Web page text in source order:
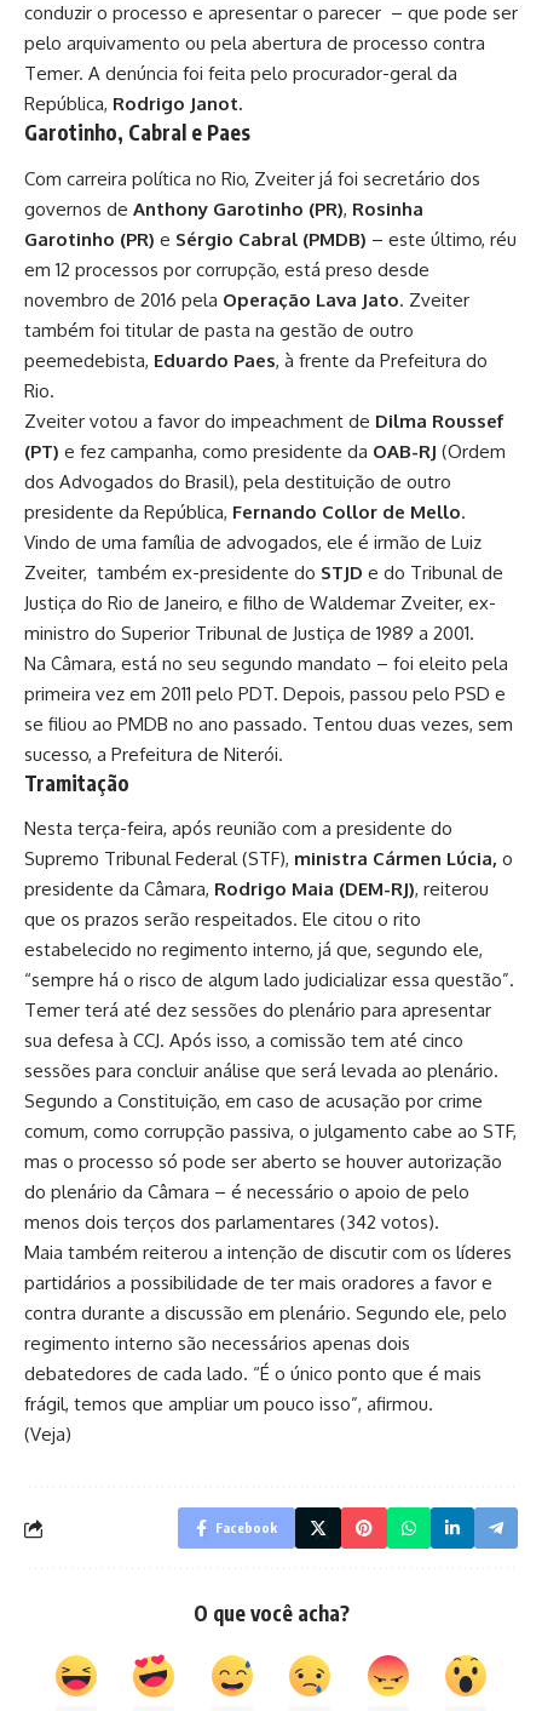
conduzir o processo e apresentar o parecer – que pode ser
pelo arquivamento ou pela abertura de processo contra
Temer. A denúncia foi feita pelo procurador-geral da
República, Rodrigo Janot.
Garotinho, Cabral e Paes
Com carreira política no Rio, Zveiter já foi secretário dos
governos de Anthony Garotinho (PR), Rosinha
Garotinho (PR) e Sérgio Cabral (PMDB) – este último, réu
em 12 processos por corrupção, está preso desde
novembro de 2016 pela Operação Lava Jato. Zveiter
também foi titular de pasta na gestão de outro
peemedebista, Eduardo Paes, à frente da Prefeitura do
Rio.
Zveiter votou a favor do impeachment de Dilma Roussef
(PT) e fez campanha, como presidente da OAB-RJ (Ordem
dos Advogados do Brasil), pela destituição de outro
presidente da República, Fernando Collor de Mello.
Vindo de uma família de advogados, ele é irmão de Luiz
Zveiter, também ex-presidente do STJD e do Tribunal de
Justiça do Rio de Janeiro, e filho de Waldemar Zveiter, ex-
ministro do Superior Tribunal de Justiça de 1989 a 2001.
Na Câmara, está no seu segundo mandato – foi eleito pela
primeira vez em 2011 pelo PDT. Depois, passou pelo PSD e
se filiou ao PMDB no ano passado. Tentou duas vezes, sem
sucesso, a Prefeitura de Niterói.
Tramitação
Nesta terça-feira, após reunião com a presidente do
Supremo Tribunal Federal (STF), ministra Cármen Lúcia, o
presidente da Câmara, Rodrigo Maia (DEM-RJ), reiterou
que os prazos serão respeitados. Ele citou o rito
estabelecido no regimento interno, já que, segundo ele,
“sempre há o risco de algum lado judicializar essa questão”.
Temer terá até dez sessões do plenário para apresentar
sua defesa à CCJ. Após isso, a comissão tem até cinco
sessões para concluir análise que será levada ao plenário.
Segundo a Constituição, em caso de acusação por crime
comum, como corrupção passiva, o julgamento cabe ao STF,
mas o processo só pode ser aberto se houver autorização
do plenário da Câmara – é necessário o apoio de pelo
menos dois terços dos parlamentares (342 votos).
Maia também reiterou a intenção de discutir com os líderes
partidários a possibilidade de ter mais oradores a favor e
contra durante a discussão em plenário. Segundo ele, pelo
regimento interno são necessários apenas dois
debatedores de cada lado. “É o único ponto que é mais
frágil, temos que ampliar um pouco isso”, afirmou.
(Veja)
Facebook
O que você acha?